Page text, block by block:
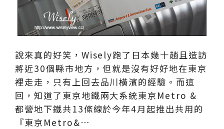
說來真的好笑，Wisely跑了日本幾十趟且造訪
將近30個縣市地方，但就是沒有好好地在東京
裡走走，只有上回去品川橫濱的經驗。而這
回，知道了東京地鐵兩大系統東京Metro &
都營地下鐵共13條線於今年4月起推出共用的
『東京Metro&…